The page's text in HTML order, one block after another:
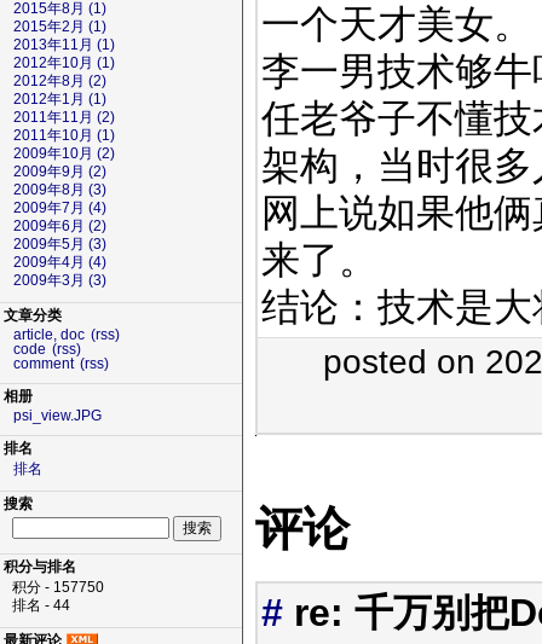
2015年8月 (1)
2015年2月 (1)
2013年11月 (1)
2012年10月 (1)
2012年8月 (2)
2012年1月 (1)
2011年11月 (2)
2011年10月 (1)
2009年10月 (2)
2009年9月 (2)
2009年8月 (3)
2009年7月 (4)
2009年6月 (2)
2009年5月 (3)
2009年4月 (4)
2009年3月 (3)
文章分类
article, doc (rss)
code (rss)
comment (rss)
相册
psi_view.JPG
排名
排名
搜索
积分与排名
积分 - 157750
排名 - 44
最新评论
一个天才美女。
李一男技术够
任老爷子不懂
架构，当时很
网上说如果他
来了。
结论：技术是
posted on
评论
# re: 千万别把